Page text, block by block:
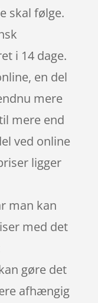
skal følge.
i 14 dage.
en del
mere
mere end
ved online
ligger
man kan
med det
gøre det
afhængig